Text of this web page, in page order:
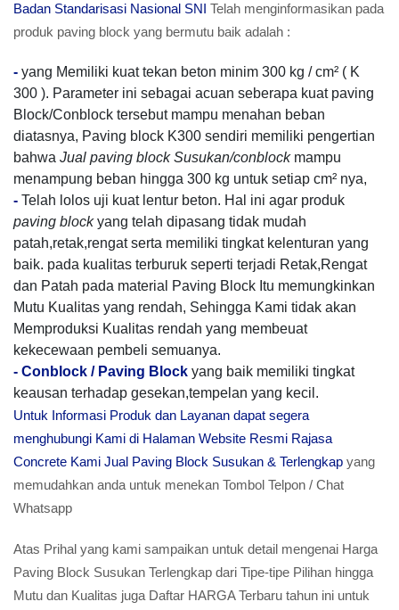
Badan Standarisasi Nasional SNI Telah menginformasikan pada
produk paving block yang bermutu baik adalah :
- yang Memiliki kuat tekan beton minim 300 kg / cm² ( K
300 ). Parameter ini sebagai acuan seberapa kuat paving
Block/Conblock tersebut mampu menahan beban
diatasnya, Paving block K300 sendiri memiliki pengertian
bahwa Jual paving block Susukan/conblockmampu
menampung beban hingga 300 kg untuk setiap cm² nya,
- Telah lolos uji kuat lentur beton. Hal ini agar produk
paving blockyang telah dipasang tidak mudah
patah,retak,rengat serta memiliki tingkat kelenturan yang
baik. pada kualitas terburuk seperti terjadi Retak,Rengat
dan Patah pada material Paving Block Itu memungkinkan
Mutu Kualitas yang rendah, Sehingga Kami tidak akan
Memproduksi Kualitas rendah yang membeuat
kekecewaan pembeli semuanya.
- Conblock / Paving Block yang baik memiliki tingkat
keausan terhadap gesekan,tempelan yang kecil.
Untuk Informasi Produk dan Layanan dapat segera
menghubungi Kami di Halaman Website Resmi Rajasa
Concrete Kami Jual Paving Block Susukan & Terlengkap yang
memudahkan anda untuk menekan Tombol Telpon / Chat
Whatsapp
Atas Prihal yang kami sampaikan untuk detail mengenai Harga
Paving Block Susukan Terlengkap dari Tipe-tipe Pilihan hingga
Mutu dan Kualitas juga Daftar HARGA Terbaru tahun ini untuk